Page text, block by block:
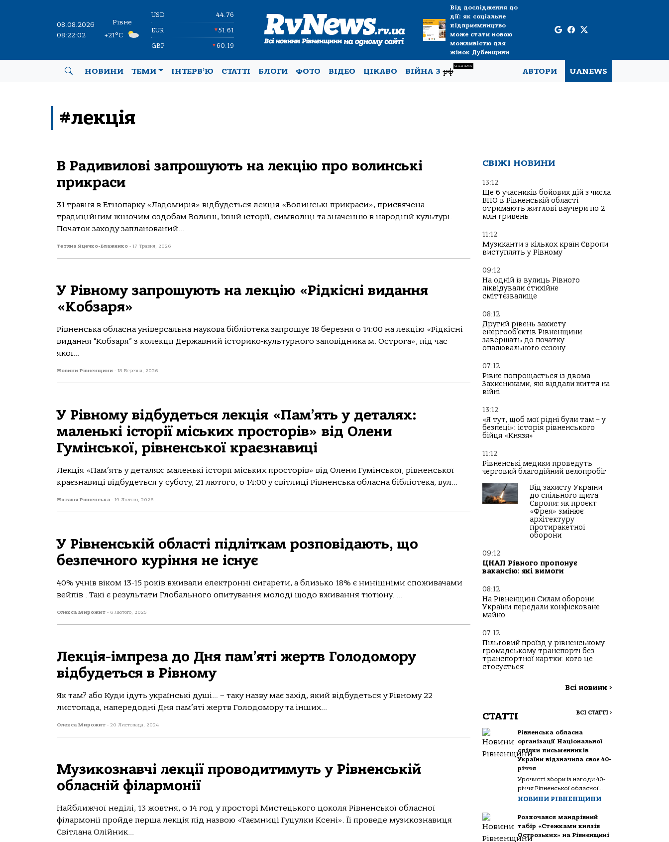
08.08.2026
08:22:02
Рівне
+21°C
USD 44.76
EUR ▼51.61
GBP ▼60.19
Від дослідження до
дії: як соціальне
підприємництво
може стати новою
можливістю для
жінок Дубенщини
НОВИНИ ТЕМИ ІНТЕРВ’Ю СТАТТІ БЛОГИ ФОТО ВІДЕО ЦІКАВО ВІЙНА Зрф
СПЕЦТЕМА
АВТОРИ UANEWS
#лекція
В Радивилові запрошують на лекцію про волинські
прикраси
31 травня в Етнопарку «Ладомирія» відбудеться лекція «Волинські прикраси», присвячена
традиційним жіночим оздобам Волині, їхній історії, символіці та значенню в народній культурі.
Початок заходу запланований...
Тетяна Яцечко-Блаженко - 17 Травня, 2026
У Рівному запрошують на лекцію «Рідкісні видання
«Кобзаря»
Рівненська обласна універсальна наукова бібліотека запрошує 18 березня о 14:00 на лекцію «Рідкісні
видання “Кобзаря” з колекції Державний історико-культурного заповідника м. Острога», під час
якої...
Новини Рівненщини - 18 Березня, 2026
У Рівному відбудеться лекція «Пам’ять у деталях:
маленькі історії міських просторів» від Олени
Гумінської, рівненської краєзнавиці
Лекція «Пам’ять у деталях: маленькі історії міських просторів» від Олени Гумінської, рівненської
краєзнавиці відбудеться у суботу, 21 лютого, о 14:00 у світлиці Рівненська обласна бібліотека, вул...
Наталія Рівненська - 19 Лютого, 2026
У Рівненській області підліткам розповідають, що
безпечного куріння не існує
40% учнів віком 13-15 років вживали електронні сигарети, а близько 18% є нинішніми споживачами
вейпів . Такі є результати Глобального опитування молоді щодо вживання тютюну. ...
Олекса Мирожит - 6 Лютого, 2025
Лекція-імпреза до Дня пам’яті жертв Голодомору
відбудеться в Рівному
Як там? або Куди ідуть українські душі… – таку назву має захід, який відбудеться у Рівному 22
листопада, напередодні Дня пам’яті жертв Голодомору та інших...
Олекса Мирожит - 20 Листопада, 2024
Музикознавчі лекції проводитимуть у Рівненській
обласній філармонії
Найближчої неділі, 13 жовтня, о 14 год у просторі Мистецького цоколя Рівненської обласної
філармонії пройде перша лекція під назвою «Таємниці Гуцулки Ксені». Її проведе музикознавиця
Світлана Олійник...
СВІЖІ НОВИНИ
13:12
Ще 6 учасників бойових дій з числа
ВПО в Рівненській області
отримають житлові ваучери по 2
млн гривень
11:12
Музиканти з кількох країн Європи
виступлять у Рівному
09:12
На одній із вулиць Рівного
ліквідували стихійне
сміттєзвалище
08:12
Другий рівень захисту
енергооб’єктів Рівненщини
завершать до початку
опалювального сезону
07:12
Рівне попрощається із двома
Захисниками, які віддали життя на
війні
13:12
«Я тут, щоб мої рідні були там – у
безпеці»: історія рівненського
бійця «Князя»
11:12
Рівненські медики проведуть
черговий благодійний велопробіг
Від захисту України
до спільного щита
Європи: як проєкт
«Фрея» змінює
архітектуру
протиракетної
оборони
09:12
ЦНАП Рівного пропонує
вакансію: які вимоги
08:12
На Рівненщині Силам оборони
України передали конфісковане
майно
07:12
Пільговий проїзд у рівненському
громадському транспорті без
транспортної картки: кого це
стосується
Всі новини >
СТАТТІ ВСІ СТАТТІ >
Рівненська обласна
організації Національної
спілки письменників
України відзначила своє 40-
річчя
Урочисті збори із нагоди 40-
річчя Рівненської обласної...
НОВИНИ РІВНЕНЩИНИ
Розпочався мандрівний
табір «Стежками князів
Острозьких» на Рівненщині